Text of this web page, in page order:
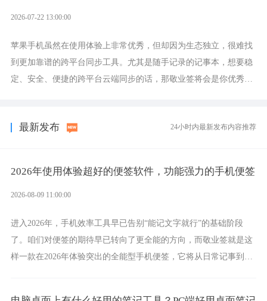
2026-07-22 13:00:00
苹果手机虽然在使用体验上非常优秀，但却因为生态独立，很难找
到更加靠谱的跨平台同步工具。尤其是随手记录的记事本，想要稳
定、安全、便捷的跨平台云端同步的话，那敬业签将会是你优秀的
最新发布 24小时内最新发布内容推荐
2026年使用体验超好的便签软件，功能强力的手机便签
2026-08-09 11:00:00
进入2026年，手机效率工具早已告别“能记文字就行”的基础阶段
了。咱们对便签的期待早已转向了更全能的方向，而敬业签就是这
样一款在2026年体验突出的全能型手机便签，它将从日常记事到时